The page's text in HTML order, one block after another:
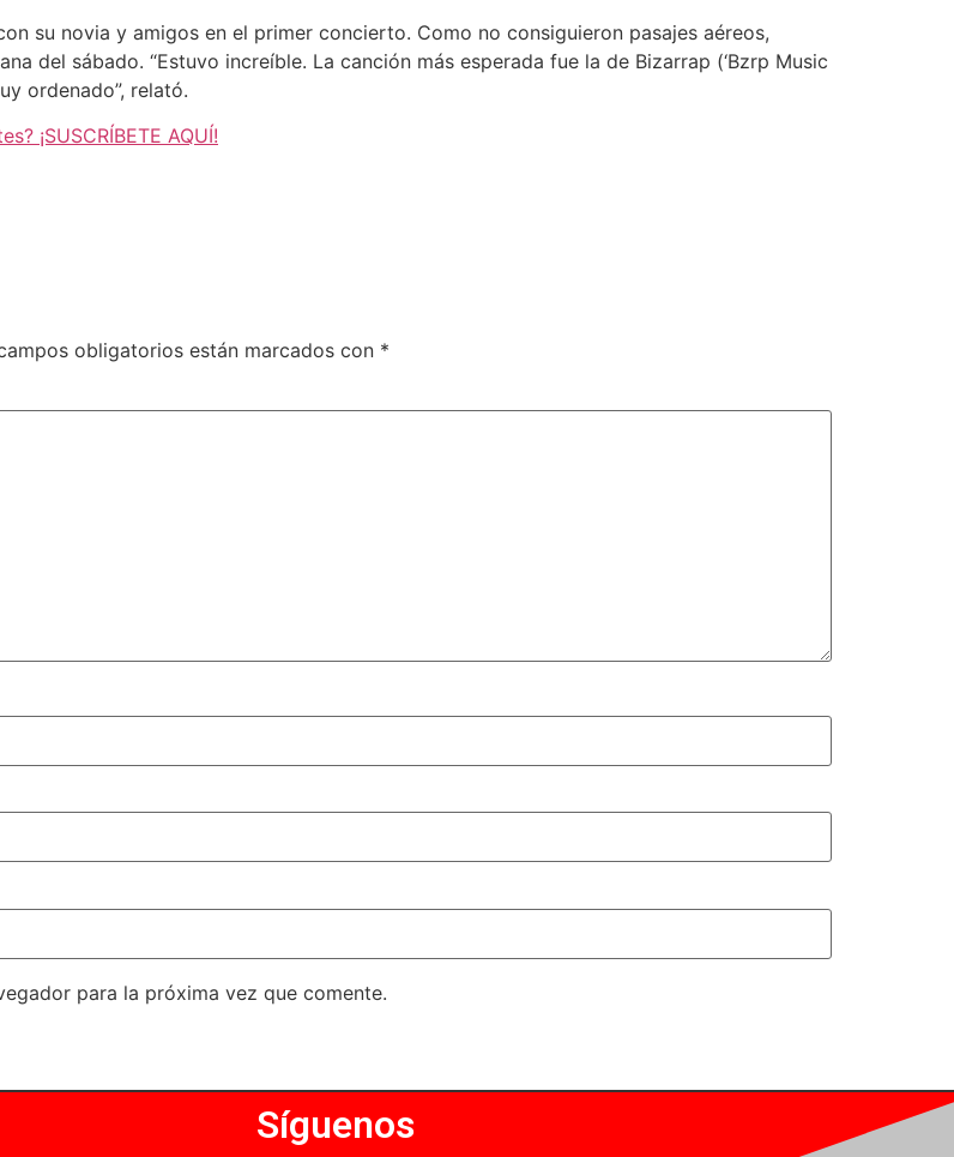
su novia y amigos en el primer concierto. Como no consiguieron pasajes aéreos,
del sábado. “Estuvo increíble. La canción más esperada fue la de Bizarrap (‘Bzrp Music
ordenado”, relató.
¡SUSCRÍBETE AQUÍ!
obligatorios están marcados con *
para la próxima vez que comente.
Síguenos